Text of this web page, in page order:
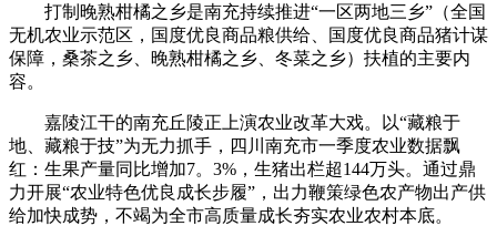
打制晚熟柑橘之乡是南充持续推进“一区两地三乡”（全国
无机农业示范区，国度优良商品粮供给、国度优良商品猪计谋
保障，桑茶之乡、晚熟柑橘之乡、冬菜之乡）扶植的主要内
容。
嘉陵江干的南充丘陵正上演农业改革大戏。以“藏粮于
地、藏粮于技”为无力抓手，四川南充市一季度农业数据飘
红：生果产量同比增加7。3%，生猪出栏超144万头。通过鼎
力开展“农业特色优良成长步履”，出力鞭策绿色农产物出产供
给加快成势，不竭为全市高质量成长夯实农业农村本底。